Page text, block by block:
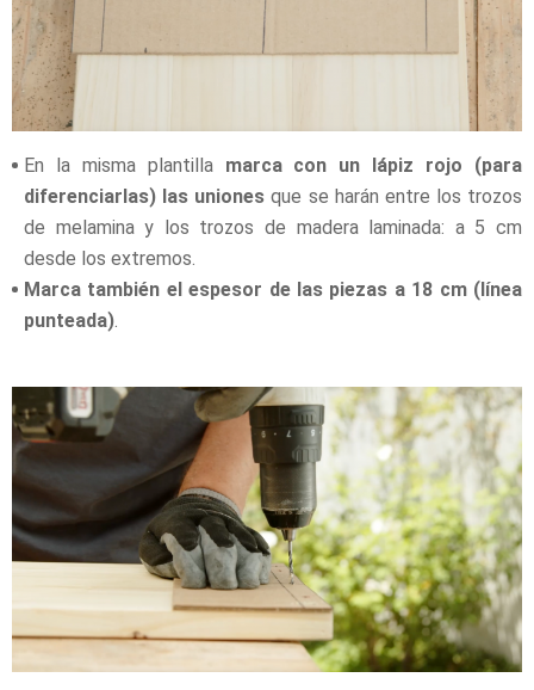
En la misma plantillamarca con un lápiz rojo (para
diferenciarlas) las uniones que se harán entre los trozos
de melamina y los trozos de madera laminada: a 5 cm
desde los extremos.
Marca también el espesor de las piezas a 18 cm (línea
punteada).